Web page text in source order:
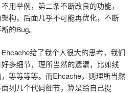
用举例，第二条不断改良的功能，
构，后面几乎不可能再优化，不断
的Bug。
给了我个人很大的思考，我们
多细节，理所当然的遗漏，比如线
等等等等。而Ehcache，则理所当然
列几个代码细节，算是给自己提